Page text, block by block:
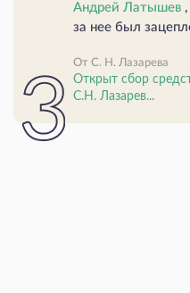
Андрей Латышев
за нее был
От С. Н. Лазарева
Открыт сбор
С.Н. Лазарев...